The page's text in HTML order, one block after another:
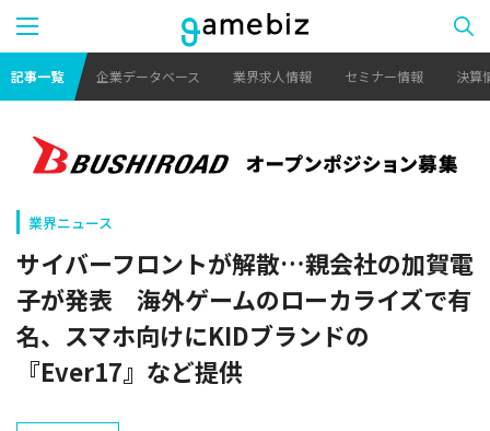
記事一覧 企業データベース 業界求人情報 セミナー情報 決算
業界ニュース
サイバーフロントが解散…親会社の加賀電
子が発表 海外ゲームのローカライズで有
名、スマホ向けにKIDブランドの
『Ever17』など提供